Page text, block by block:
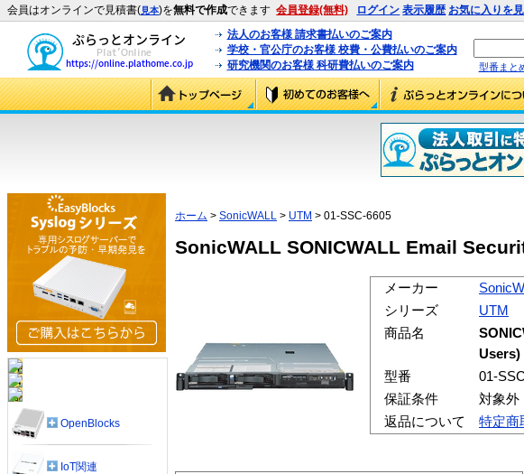
会員はオンラインで見積書(見本)を無料で作成できます 会員登録(無料) ログイン 表示履歴 お気に入りを
法人のお客様 請求書払いのご案内
学校・官公庁のお客様 校費・公費払いのご案内
研究機関のお客様 科研費払いのご案内
型番まと
ホーム > SonicWALL > UTM > 01-SSC-6605
SonicWALL SONICWALL Email
メーカー
シリーズ
UTM
商品名
Users)
型番
01-
保証条件
対象外
返品について
特定商
OpenBlocks
IoT関連